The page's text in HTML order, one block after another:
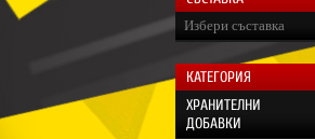
Избери съставка
КАТЕГОРИЯ
ХРАНИТЕЛНИ
ДОБАВКИ